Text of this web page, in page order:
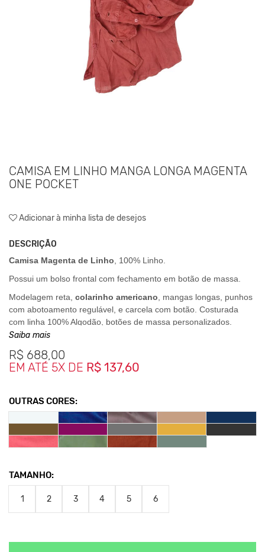
CAMISA EM LINHO MANGA LONGA MAGENTA
ONE POCKET
Adicionar à minha lista de desejos
DESCRIÇÃO
Camisa Magenta de Linho , 100% Linho.
Possui um bolso frontal com fechamento em botão de massa.
Modelagem reta, colarinho americano , mangas longas, punhos
com abotoamento regulável, e carcela com botão. Costurada
com linha 100% Algodão, botões de massa personalizados.
A camisa também carrega um detalhe, na parte dos ombros
frontalmente que é um recorte geométrico.
E para um melhor caimento no corpo, ela possui duas costuras
Medidas da Peças
1- Largura 50,5cm - Comprimento 69,5cm
2- Largura 52,5cm - Comprimento 72cm
4- Largura 57,5cm - Comprimento 76,5cm
5- Largura 58 cm - Comprimento 77cm
6- Largura 60,5cm - Comprimento 78cm
**As cores podem variar conforme a configuração do seu
Saiba mais
R$ 688,00
EM ATÉ 5X DE R$ 137,60
OUTRAS CORES:
TAMANHO:
1 2 3 4 5 6